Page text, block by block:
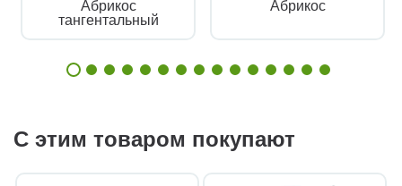
Абрикос
тангентальный
Абрикос
С этим товаром покупают